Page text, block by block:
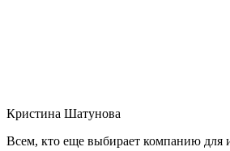
Кристина Шатунова
Всем, кто еще выбирает компанию для